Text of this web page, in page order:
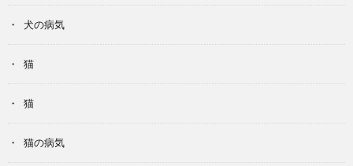
犬の病気
猫
猫
猫の病気